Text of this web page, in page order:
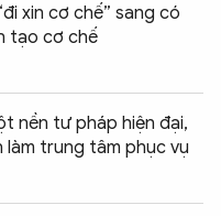
xin cơ chế” sang có
tạo cơ chế
nền tư pháp hiện đại,
làm trung tâm phục vụ